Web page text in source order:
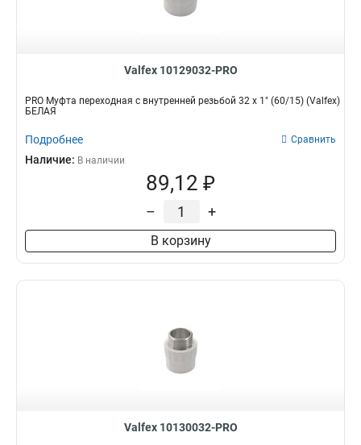
Valfex 10129032-PRO
PRO Муфта переходная с внутренней резьбой 32 x 1" (60/15) (Valfex)
БЕЛАЯ
Подробнее Сравнить
Наличие: В наличии
89,12 ₽
– +
В корзину
Valfex 10130032-PRO